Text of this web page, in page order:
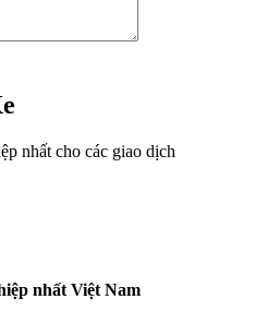
nhất cho các giao dịch
nhất Việt Nam